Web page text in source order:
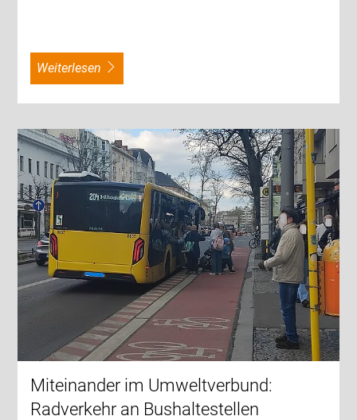
weiterlesen
Miteinander im Umweltverbund:
Radverkehr an Bushaltestellen